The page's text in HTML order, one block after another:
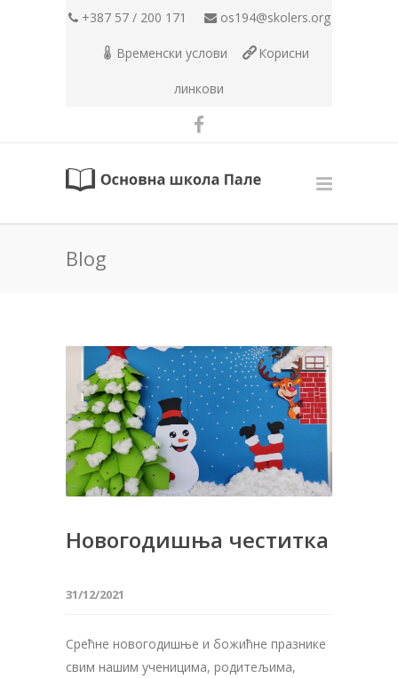
+387 57 / 200 171 os194@skolers.org
Временски услови Корисни
линкови
Blog
Новогодишња честитка
31/12/2021
Срећне новогодишње и божићне празнике
свим нашим ученицима, родитељима,